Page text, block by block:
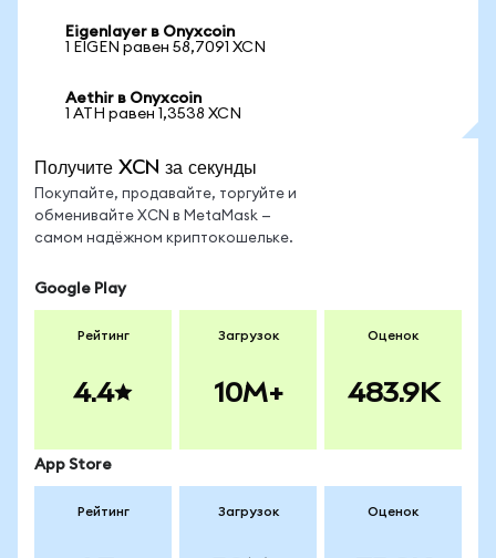
Eigenlayer в Onyxcoin
1 EIGEN равен 58,7091 XCN
Aethir в Onyxcoin
1 ATH равен 1,3538 XCN
Получите XCN за секунды
Покупайте, продавайте, торгуйте и
обменивайте XCN в MetaMask —
самом надёжном криптокошельке.
Google Play
Рейтинг
4.4
Загрузок
10M+
Оценок
483.9K
App Store
Рейтинг Загрузок Оценок